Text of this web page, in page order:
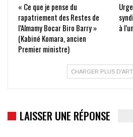
« Ce que je pense du
rapatriement des Restes de
l’Almamy Bocar Biro Barry »
(Kabiné Komara, ancien
Premier ministre)
à
CHARGER PLUS
LAISSER UNE RÉPONSE